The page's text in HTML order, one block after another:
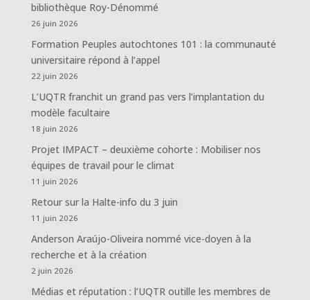
bibliothèque Roy-Dénommé
26 juin 2026
Formation Peuples autochtones 101 : la communauté
universitaire répond à l’appel
22 juin 2026
L’UQTR franchit un grand pas vers l’implantation du
modèle facultaire
18 juin 2026
Projet IMPACT – deuxième cohorte : Mobiliser nos
équipes de travail pour le climat
11 juin 2026
Retour sur la Halte-info du 3 juin
11 juin 2026
Anderson Araújo-Oliveira nommé vice-doyen à la
recherche et à la création
2 juin 2026
Médias et réputation : l’UQTR outille les membres de